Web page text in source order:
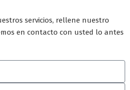
servicios, rellene nuestro
en contacto con usted lo antes